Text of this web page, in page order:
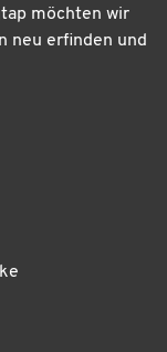
für einen
möchten wir
neu erfinden und